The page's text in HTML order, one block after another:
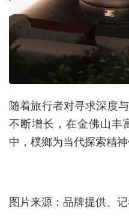
随着旅行者对寻求深度
不断增长，在金佛山丰
中，樸鄉为当代探索精神
图片来源：品牌提供、